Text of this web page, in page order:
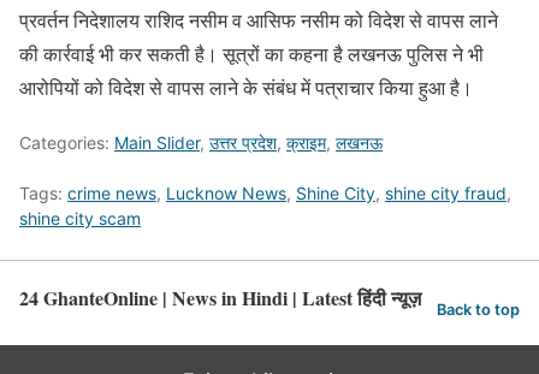
प्रवर्तन निदेशालय राशिद नसीम व आसिफ नसीम को विदेश से वापस लाने
की कार्रवाई भी कर सकती है। सूत्रों का कहना है लखनऊ पुलिस ने भी
आरोपियों को विदेश से वापस लाने के संबंध में पत्राचार किया हुआ है।
Categories: Main Slider, उत्तर प्रदेश, क्राइम, लखनऊ
Tags: crime news, Lucknow News, Shine City, shine city fraud,
shine city scam
24 GhanteOnline | News in Hindi | Latest हिंदी न्यूज़ Back to top